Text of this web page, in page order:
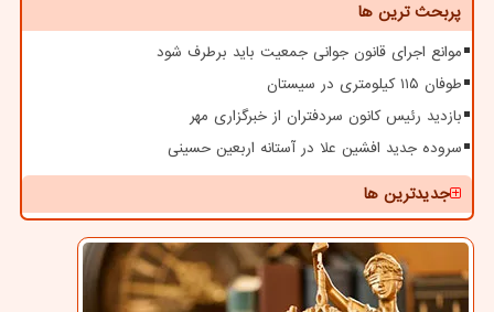
پربحث ترین ها
موانع اجرای قانون جوانی جمعیت باید برطرف شود
طوفان ۱۱۵ کیلومتری در سیستان
بازدید رئیس کانون سردفتران از خبرگزاری مهر
سروده جدید افشین علا در آستانه اربعین حسینی
جدیدترین ها